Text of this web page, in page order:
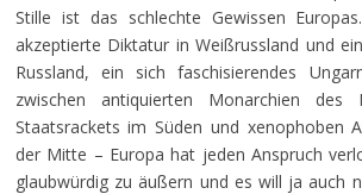
Stille ist das schlechte Gewissen
akzeptierte Diktatur in Weißrussland und
Russland, ein sich faschisierendes
zwischen antiquierten Monarchien des
Staatsrackets im Süden und xenophoben
der Mitte – Europa hat jeden Anspruch
glaubwürdig zu äußern und es will ja auch